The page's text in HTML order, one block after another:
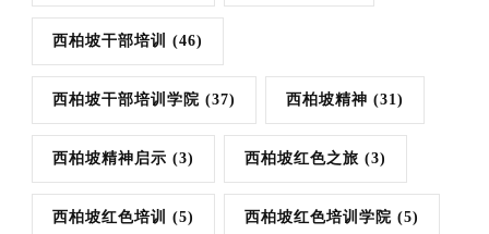
西柏坡干部培训 (46)
西柏坡干部培训学院 (37) 西柏坡精神 (31)
西柏坡精神启示 (3) 西柏坡红色之旅 (3)
西柏坡红色培训 (5) 西柏坡红色培训学院 (5)